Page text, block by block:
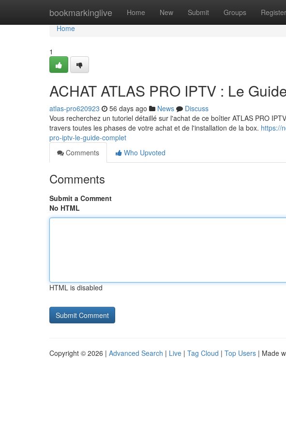
bookmarkinglive Home New Submit Groups Register
Home
Home
1
ACHAT ATLAS PRO IPTV : Le
atlas-pro620923 56 days ago News
Discuss
Vous recherchez un tutoriel détaillé sur l'achat de ce boîtier ATLAS PRO
travers toutes les phases de votre achat et de l'installation de la box. https://
pro-iptv-le-guide-complet
Comments
Who Upvoted
Comments
Submit a Comment
No HTML
HTML is disabled
Copyright © 2026 | Advanced Search | Live | Tag Cloud | Top Users | Made